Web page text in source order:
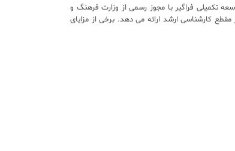
تکمیلی فراگیر با مجوز رسمی از وزارت فرهنگ و
مقطع کارشناسی ارشد ارائه می دهد. برخی از مزایای